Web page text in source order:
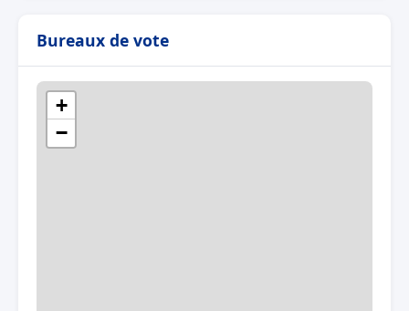
Bureaux de vote
+
−